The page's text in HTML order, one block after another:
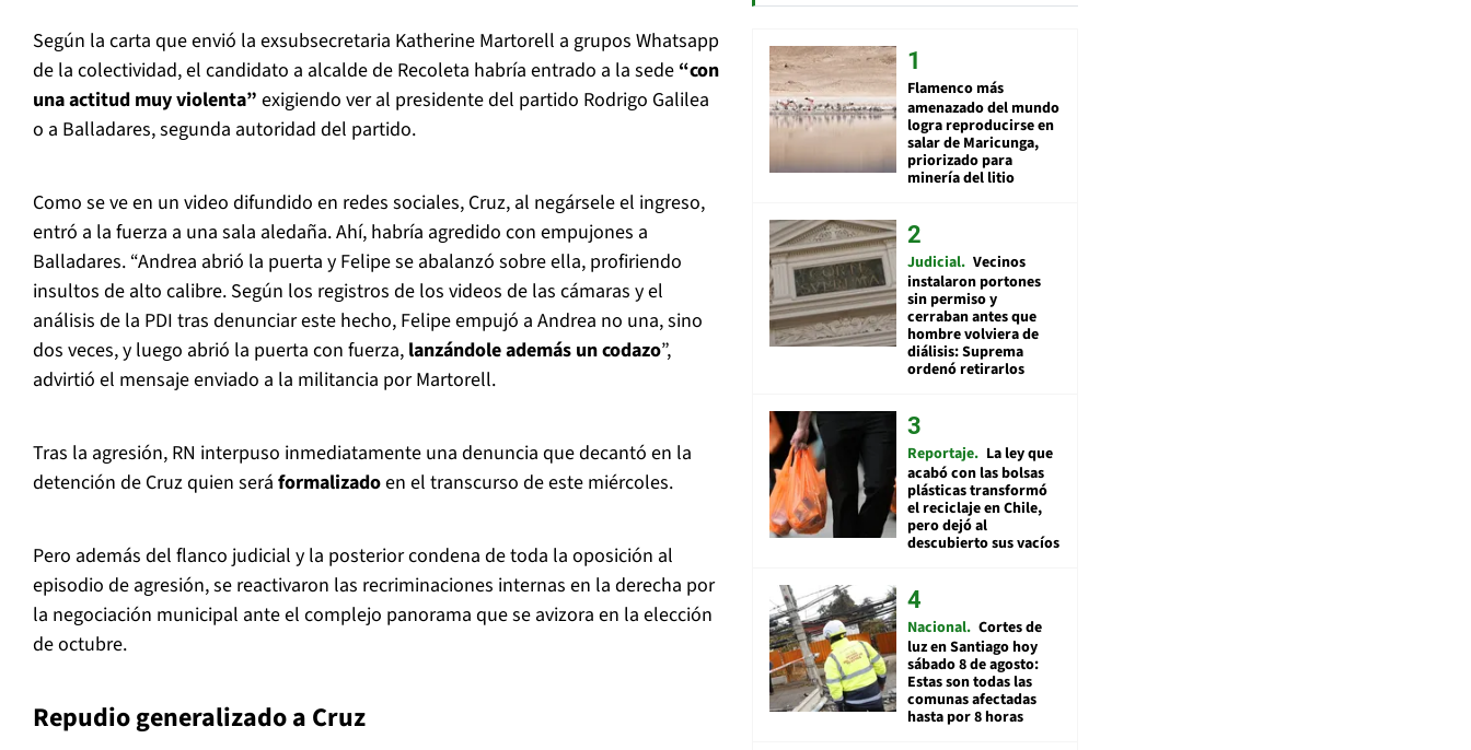
Según la carta que envió la exsubsecretaria Katherine Martorell a grupos Whatsapp
de la colectividad, el candidato a alcalde de Recoleta habría entrado a la sede “con
una actitud muy violenta” exigiendo ver al presidente del partido Rodrigo Galilea
o a Balladares, segunda autoridad del partido.
Como se ve en un video difundido en redes sociales, Cruz, al negársele el ingreso,
entró a la fuerza a una sala aledaña. Ahí, habría agredido con empujones a
Balladares. “Andrea abrió la puerta y Felipe se abalanzó sobre ella, profiriendo
insultos de alto calibre. Según los registros de los videos de las cámaras y el
análisis de la PDI tras denunciar este hecho, Felipe empujó a Andrea no una, sino
dos veces, y luego abrió la puerta con fuerza, lanzándole además un codazo”,
advirtió el mensaje enviado a la militancia por Martorell.
Tras la agresión, RN interpuso inmediatamente una denuncia que decantó en la
detención de Cruz quien será formalizadoen el transcurso de este miércoles.
Pero además del flanco judicial y la posterior condena de toda la oposición al
episodio de agresión, se reactivaron las recriminaciones internas en la derecha por
la negociación municipal ante el complejo panorama que se avizora en la elección
de octubre.
Repudio generalizado a Cruz
Flamenco más
amenazado del mundo
logra reproducirse en
salar de Maricunga,
priorizado para
minería del litio
Judicial Vecinos
instalaron portones
sin permiso y
cerraban antes que
hombre volviera de
diálisis: Suprema
ordenó retirarlos
Reportaje La ley que
acabó con las bolsas
plásticas transformó
el reciclaje en Chile,
pero dejó al
descubierto sus vacíos
Nacional Cortes de
luz en Santiago hoy
sábado 8 de agosto:
Estas son todas las
comunas afectadas
hasta por 8 horas